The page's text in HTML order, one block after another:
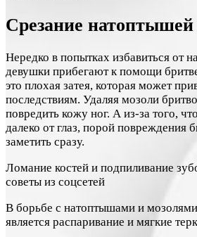
Срезание натоптышей
Нередко в попытках избавиться от
девушки прибегают к помощи
это плохая затея, которая может
последствиям. Удаляя мозоли
повредить кожу ног. А из-за того,
далеко от глаз, порой повреждения
заметить сразу.
Ломание костей и подпиливание
советы из соцсетей
В борьбе с натоптышами и
является распаривание и мягкие